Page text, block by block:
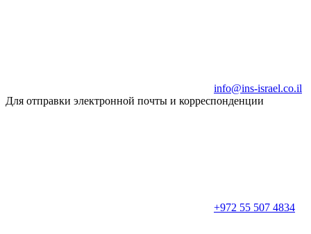
info@ins-israel.co.il
Для отправки электронной почты и корреспонденции
+972 55 507 4834